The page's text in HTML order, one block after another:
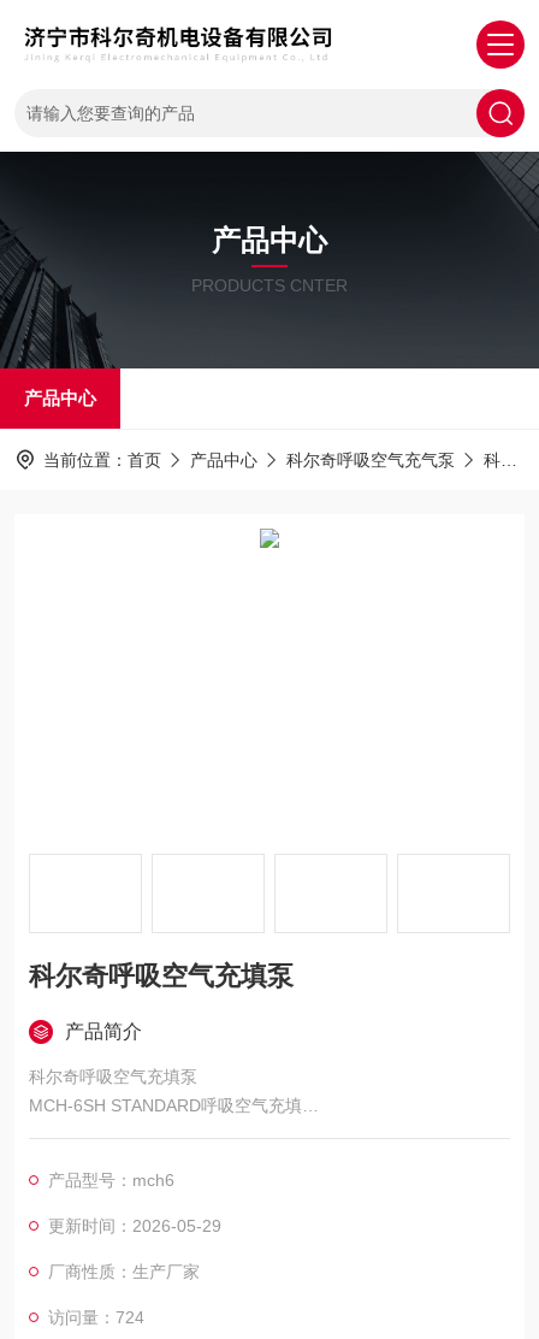
产品中心
PRODUCTS CNTER
产品中心
当前位置： 首页 产品中心 科尔奇呼吸空气充气泵 科尔奇空气填充泵
科尔奇呼吸空气充填泵
产品简介
科尔奇呼吸空气充填泵
MCH-6SH STANDARD呼吸空气充填
意大利MCH6/EM便携式高压空气压缩机/充气泵
我们会以优良的品质和服务来阁下员工的职业健康，安全环境和
美好未来!
康！"是我们的目标！我们将给您的员工提供安全保护 。
中国的呼吸器压缩机-济宁科尔奇机电设备有限公司
产品型号：mch6
更新时间：2026-05-29
厂商性质：生产厂家
访问量：724